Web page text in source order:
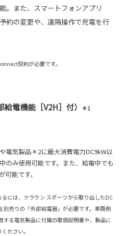
。また、スマートフォンアプリ
約の変更や、遠隔操作で充電を行
契約が必要です。
電機能［V2H］付） ＊1
電気製品＊2に最大消費電力DC9kW以
のみ使用可能です。また、給電中でも
能です。
には、クラウン スポーツから取り出したDC
別売りの「外部給電器」が必要です。車両側
る電気製品に付属の取扱説明書や、製品に
ださい。